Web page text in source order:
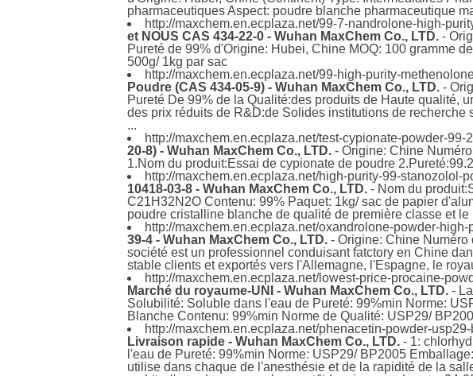
pharmaceutiques Aspect: poudre blanche pharmaceutique
http://maxchem.en.ecplaza.net/99-7-nandrolone-high-
et NOUS CAS 434-22-0 - Wuhan MaxChem Co., LTD. -
Pureté de 99% d'Origine: Hubei, Chine MOQ: 100 gramme
500g/ 1kg par sac
http://maxchem.en.ecplaza.net/99-high-purity-
Poudre (CAS 434-05-9) - Wuhan MaxChem Co., LTD. -
Pureté De 99% de la Qualité:des produits de Haute qualité,
des prix réduits de R&D:de Solides institutions de
...
http://maxchem.en.ecplaza.net/test-cypionate-powder-99-
20-8) - Wuhan MaxChem Co., LTD. - Origine: Chine
1.Nom du produit:Essai de cypionate de poudre
http://maxchem.en.ecplaza.net/high-purity-99-stanozolol-
10418-03-8 - Wuhan MaxChem Co., LTD. - Nom du
C21H32N2O Contenu: 99% Paquet: 1kg/ sac de papier
poudre cristalline blanche de qualité de première classe et
http://maxchem.en.ecplaza.net/oxandrolone-powder-
39-4 - Wuhan MaxChem Co., LTD. - Origine: Chine Numéro
société est un professionnel conduisant fatctory en Chine
stable clients et exportés vers l'Allemagne, l'Espagne, le
http://maxchem.en.ecplaza.net/lowest-price-procaine-
Marché du royaume-UNI - Wuhan MaxChem Co., LTD. -
Solubilité: Soluble dans l'eau de Pureté: 99%min Norme:
Blanche Contenu: 99%min Norme de Qualité: USP29/
http://maxchem.en.ecplaza.net/phenacetin-powder-
Livraison rapide - Wuhan MaxChem Co., LTD. - 1:
l'eau de Pureté: 99%min Norme: USP29/ BP2005
utilise dans chaque de l'anesthésie et de la rapidité de la